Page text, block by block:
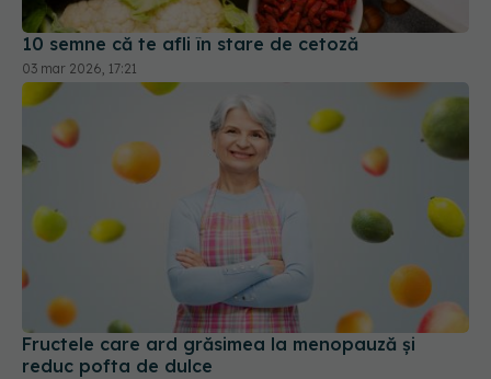
10 semne că te afli în stare de cetoză
03 mar 2026, 17:21
Fructele care ard grăsimea la menopauză și
reduc pofta de dulce